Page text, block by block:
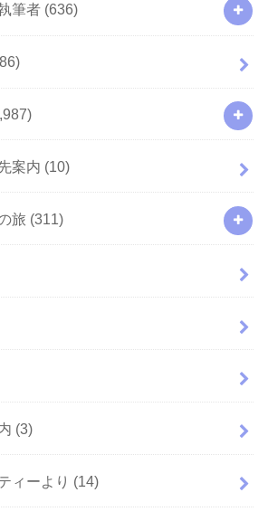
筆者 (636)
案内 (10)
旅 (311)
(3)
ィーより (14)